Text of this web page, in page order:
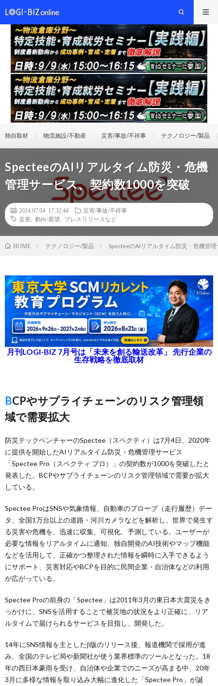
独自取材 物流施設/不動産 災害/事故/不祥事 テクノロジー/製品
SpecteeのAI​​リアルタイム防災・危機
管理サービス、契約数1000を突破
2024.07.04 17:32:44
災害/事故/不祥事
災害
動向/展望 プレスリリースなど
HOME テクノロジー/製品 SpecteeのAI​​リアルタイム防災・危機管
月刊LOGI-BIZ 7月号は「未来を創る輸送改革」 先行企業の
生存戦略を徹底取材
BCPやサプライチェーンのリスク管理領
域で需要拡大
防災テックベンチャーのSpectee（スペクティ）は7月4日、2020年
に提供を開始したAI​​リアルタイム防災・危機管理サービス
「Spectee Pro（スペクティ プロ）」の契約数が1000を突破したと
発表した。BCPやサプライチェーンのリスク管理領域で需要が拡大
している。
Spectee ProはSNSや気象情報、自動車のプローブ（走行履歴）デー
タ、全国1万台以上の道路・河川カメラなどを解析し、世界で発生す
る災害や危機を、迅速に収集、可視化、予測している。ユーザーが
必要な情報をリアルタイムに通知、独自開発のAI技術やマップ機能
などを活用して、正確かつ整理された情報を瞬時に入手できるよう
にサポート、災害対応やBCPを目的に民間企業・自治体などの利用
が広がっている。
Spectee Proの前身の「Spectee」は2011年3月の東日本大震災をき
っかけに、SNSを活用することで被災地の状況をより正確に、リア
ルタイムで届けられるサービスを目指し、開発した。
14年にSNS情報を主としたβ版のリリース後、報道機関で採用が進
み、全国のテレビ局や新聞社が使う業界標準のツールとなった。18
年の西日本豪雨を受け、自治体や企業でのニーズが高まる中、20年
3月に多様な情報を取り込み大幅に進化した「Spectee Pro」が誕